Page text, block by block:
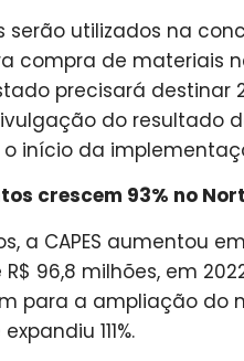
serão utilizados na
compra de materiais
precisará destinar
do resultado
o início da
crescem 93% no
a CAPES aumentou
96,8 milhões, em
para a ampliação do
111%.